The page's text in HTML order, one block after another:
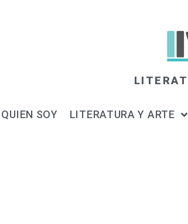
QUIEN SOY LITERATURA Y ARTE